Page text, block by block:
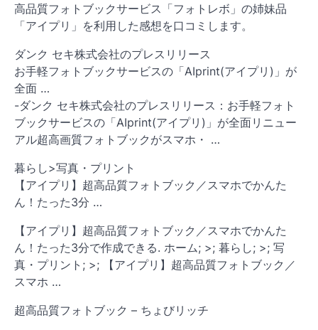
高品質フォトブックサービス「フォトレボ」の姉妹品
「アイプリ」を利用した感想を口コミします。
ダンク セキ株式会社のプレスリリース
お手軽フォトブックサービスの「AIprint(アイプリ)」が
全面 …
-ダンク セキ株式会社のプレスリリース：お手軽フォト
ブックサービスの「AIprint(アイプリ)」が全面リニュー
アル超高画質フォトブックがスマホ・ …
暮らし>写真・プリント
【アイプリ】超高品質フォトブック／スマホでかんた
ん！たった3分 …
【アイプリ】超高品質フォトブック／スマホでかんた
ん！たった3分で作成できる. ホーム; >; 暮らし; >; 写
真・プリント; >; 【アイプリ】超高品質フォトブック／
スマホ …
超高品質フォトブック – ちょびリッチ